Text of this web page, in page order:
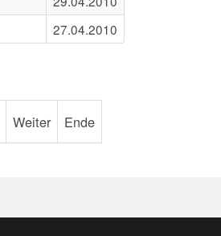
27.04.2010
Weiter Ende